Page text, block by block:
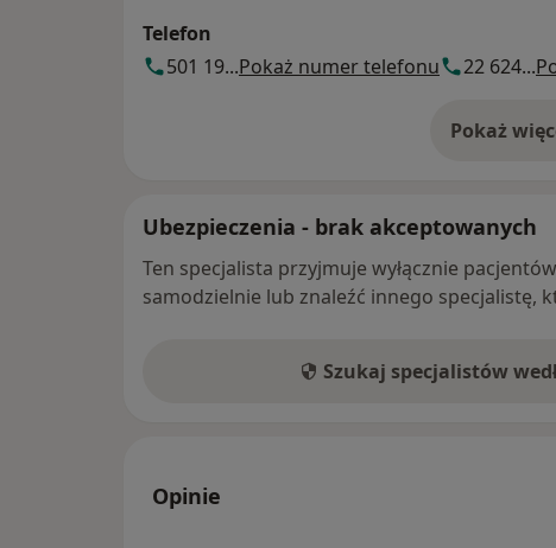
Telefon
501 19...Pokaż numer telefonu 22 624...
Pokażo
Ubezpieczenia - brak akceptowanych
Ten specjalista przyjmuje wyłącznie
samodzielnie lub znaleźć innego specjalistę,
Szukaj specjalistów
Opinie